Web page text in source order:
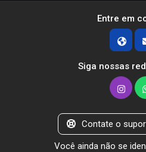
Entre em
Siga nossas
Contate o
Você ainda não se